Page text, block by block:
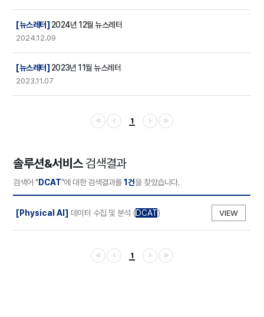
[뉴스레터] 2024년 12월 뉴스레터
2024.12.09
[뉴스레터] 2023년 11월 뉴스레터
2023.11.07
1
솔루션&서비스 검색결과
검색어 " DCAT"에 대한 검색결과를1건을 찾았습니다.
검색결과
[Physical AI] 데이터 수집 및 분석 (DCAT) VIEW
1